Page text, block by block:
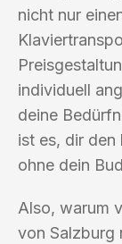
nicht nur
individuell
deine
ist es, dir den
ohne dein
Also, warum
von Salzburg